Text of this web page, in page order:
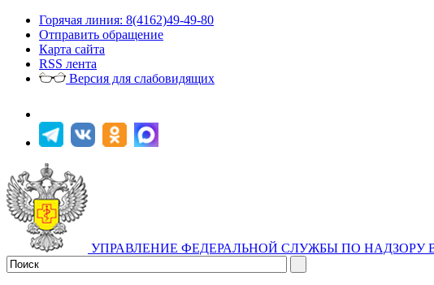
Горячая линия: 8(4162)49-49-80
Отправить обращение
Карта сайта
RSS лента
Версия для слабовидящих
УПРАВЛЕНИЕ ФЕДЕРАЛЬНОЙ СЛУЖБЫ ПО